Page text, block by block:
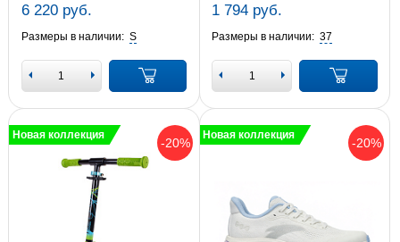
6 220 руб.
Размеры в наличии: S
1 794 руб.
Размеры в наличии: 37
-20%
Новая коллекция
-20%
Новая коллекция